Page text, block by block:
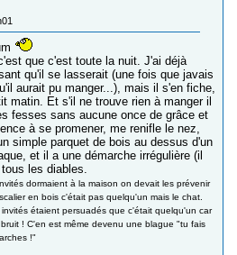
que c'est toute la nuit. J'ai déjà
qu'il se lasserait (une fois que javais
aurait pu manger...), mais il s'en fiche,
matin. Et s'il ne trouve rien à manger il
fesses sans aucune once de grâce et
à se promener, me renifle le nez,
simple parquet de bois au dessus d'un
et il a une démarche irrégulière (il
les diables.
dormaient à la maison on devait les prévenir
en bois c'était pas quelqu'un mais le chat.
étaient persuadés que c'était quelqu'un car
! C'en est même devenu une blague "tu fais
!"